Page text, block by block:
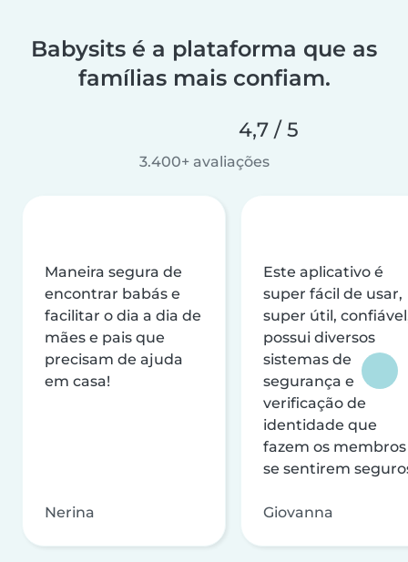
Babysits é a plataforma que as
famílias mais confiam.
4,7 / 5
3.400+ avaliações
Maneira segura de
encontrar babás e
facilitar o dia a dia de
mães e pais que
precisam de ajuda
em casa!
Nerina
Este aplicativo é
super fácil de usar,
super útil,
possui diversos
sistemas de
segurança e
verificação de
identidade que
fazem os membros
se sentirem
Giovanna